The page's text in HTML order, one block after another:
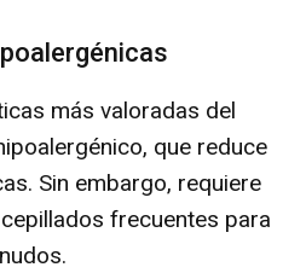
más valoradas del
que reduce
Sin embargo, requiere
frecuentes para